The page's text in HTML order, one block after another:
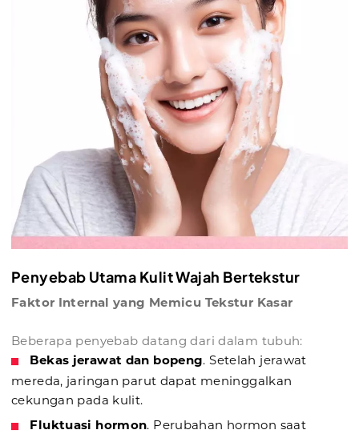
Penyebab Utama Kulit Wajah Bertekstur
Faktor Internal yang Memicu Tekstur Kasar
Beberapa penyebab datang dari dalam tubuh:
Bekas jerawat dan bopeng. Setelah jerawat
mereda, jaringan parut dapat meninggalkan
cekungan pada kulit.
Fluktuasi hormon. Perubahan hormon saat